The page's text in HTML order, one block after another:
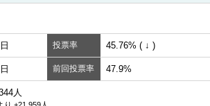
投票率 45.76% ( ↓ )
前回投票率 47.9%
人